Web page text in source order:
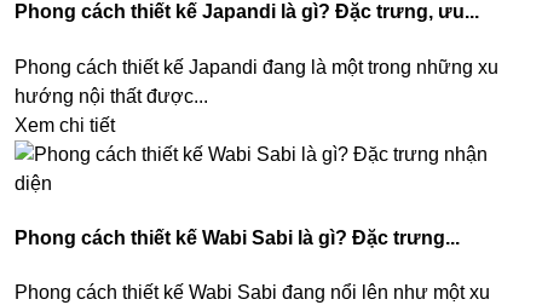
Phong cách thiết kế Japandi là gì? Đặc trưng, ưu...
Phong cách thiết kế Japandi đang là một trong những xu
hướng nội thất được...
Xem chi tiết
Phong cách thiết kế Wabi Sabi là gì? Đặc trưng...
Phong cách thiết kế Wabi Sabi đang nổi lên như một xu